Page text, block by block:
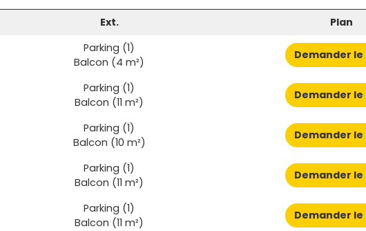
Ext. Plan
Parking (1)
Balcon (4 m²)
Demander le
Parking (1)
Balcon (11 m²)
Demander le
Parking (1)
Balcon (10 m²)
Demander le
Parking (1)
Balcon (11 m²)
Demander le
Parking (1)
Balcon (11 m²)
Demander le